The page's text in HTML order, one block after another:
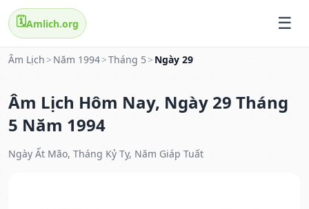
🗓️Amlich.org
Âm Lịch > Năm 1994>Tháng 5 > Ngày 29
Âm Lịch Hôm Nay, Ngày 29 Tháng
5 Năm 1994
Ngày Ất Mão, Tháng Kỷ Tỵ, Năm Giáp Tuất